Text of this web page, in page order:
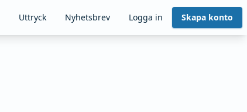
Uttryck Nyhetsbrev Logga in Skapa konto